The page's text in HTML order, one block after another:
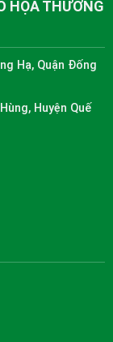
HỌA THƯƠNG
Hạ, Quận Đống
Huyện Quế